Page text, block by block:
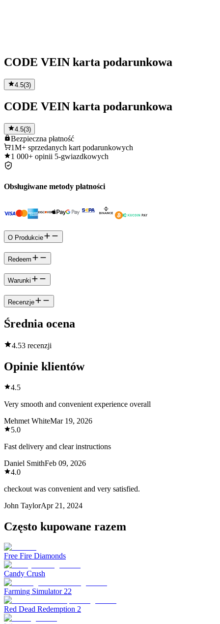
CODE VEIN karta podarunkowa
4.5(3)
CODE VEIN karta podarunkowa
4.5(3)
Bezpieczna płatność
1M+ sprzedanych kart podarunkowych
1 000+ opinii 5-gwiazdkowych
Obsługiwane metody płatności
O Produkcie
Redeem
Warunki
Recenzje
Średnia ocena
4.53 recenzji
Opinie klientów
4.5
Very smooth and convenient experience overall
Mehmet WhiteMar 19, 2026
5.0
Fast delivery and clear instructions
Daniel SmithFeb 09, 2026
4.0
checkout was convenient and very satisfied.
John TaylorApr 21, 2024
Często kupowane razem
Free Fire Diamonds
Candy Crush
Farming Simulator 22
Red Dead Redemption 2